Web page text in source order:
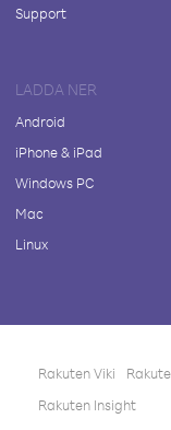
Support
LADDA NER
Android
iPhone & iPad
Windows PC
Mac
Linux
Rakuten Viki
Rakuten Insight